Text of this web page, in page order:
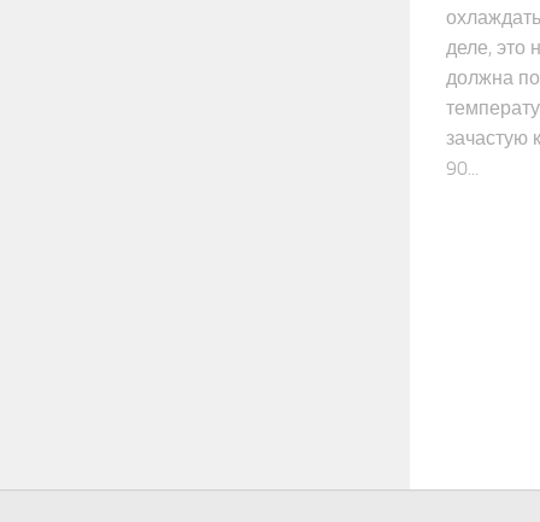
деле, это
должна
зачастую
90...